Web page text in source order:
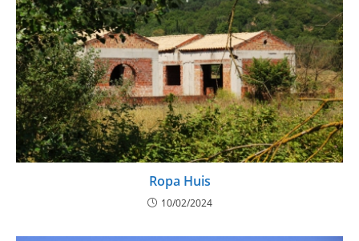
Ropa Huis
10/02/2024